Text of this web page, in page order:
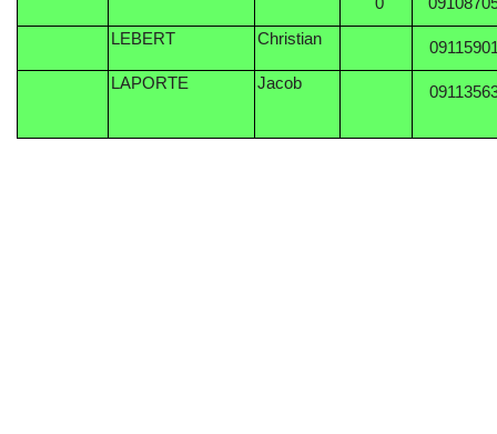
LEBERT
Christian
LAPORTE
Jacob